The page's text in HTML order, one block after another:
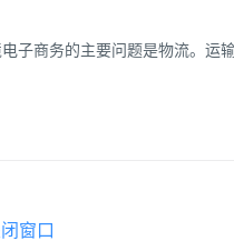
商务的主要问题是物流。运
窗口